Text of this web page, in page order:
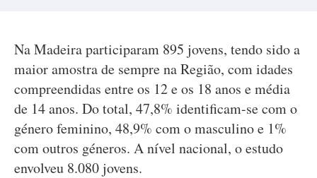
Na Madeira participaram 895 jovens, tendo sido a
maior amostra de sempre na Região, com idades
compreendidas entre os 12 e os 18 anos e média
de 14 anos. Do total, 47,8% identificam-se com o
género feminino, 48,9% com o masculino e 1%
com outros géneros. A nível nacional, o estudo
envolveu 8.080 jovens.